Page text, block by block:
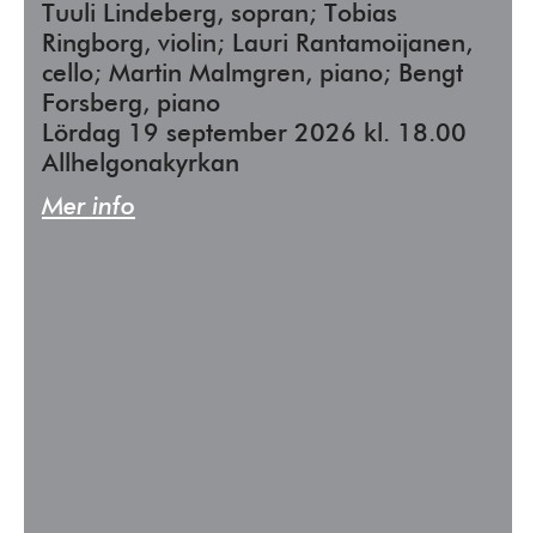
Tuuli Lindeberg, sopran; Tobias
Ringborg, violin; Lauri Rantamoijanen,
cello; Martin Malmgren, piano; Bengt
Forsberg, piano
Lördag 19 september 2026 kl. 18.00
Allhelgonakyrkan
Mer info